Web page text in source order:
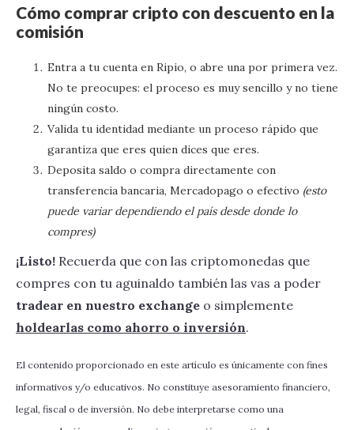
Cómo comprar cripto con descuento en la
comisión
Entra a tu cuenta en Ripio, o abre una por primera vez.
No te preocupes: el proceso es muy sencillo y no tiene
ningún costo.
Valida tu identidad mediante un proceso rápido que
garantiza que eres quien dices que eres.
Deposita saldo o compra directamente con
transferencia bancaria, Mercadopago o efectivo (esto
puede variar dependiendo el país desde donde lo
compres)
‍¡Listo! Recuerda que con las criptomonedas que
compres con tu aguinaldo también las vas a poder
tradear en nuestro exchange o simplemente
holdearlas como ahorro o inversión.
El contenido proporcionado en este artículo es únicamente con fines
informativos y/o educativos. No constituye asesoramiento financiero,
legal, fiscal o de inversión. No debe interpretarse como una